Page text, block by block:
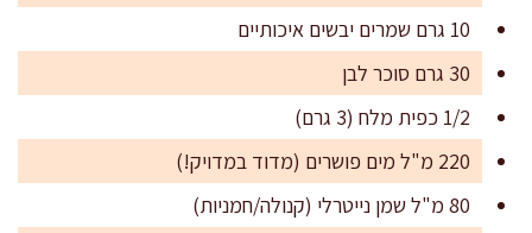
10 גרם שמרים יבשים איכותיים
30 גרם סוכר לבן
1/2 כפית מלח (3 גרם)
220 מ"ל מים פושרים (מדוד במדויק!)
80 מ"ל שמן נייטרלי (קנולה/חמניות)